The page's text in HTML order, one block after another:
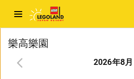
樂高樂園
2026年8月